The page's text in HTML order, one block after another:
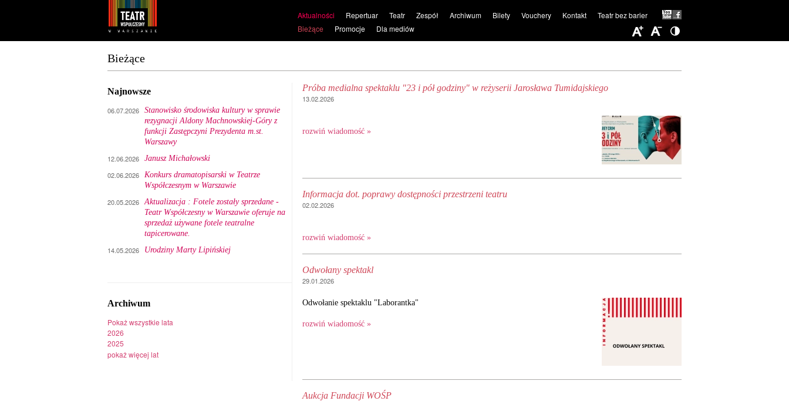
Aktualności
Bieżące
Promocje Dla mediów
Repertuar Teatr Zespół Archiwum Bilety Vouchery Kontakt Teatr bez barier
Bieżące
Najnowsze
06.07.2026 Stanowisko środowiska kultury w sprawie
rezygnacji Aldony Machnowskiej-Góry z
funkcji Zastępczyni Prezydenta m.st.
Warszawy
12.06.2026 Janusz Michałowski
02.06.2026 Konkurs dramatopisarski w Teatrze
Współczesnym w Warszawie
20.05.2026 Aktualizacja : Fotele zostały sprzedane -
Teatr Współczesny w Warszawie oferuje na
sprzedaż używane fotele teatralne
tapicerowane.
14.05.2026 Urodziny Marty Lipińskiej
Archiwum
Pokaż wszystkie lata
2026
2025
pokaż więcej lat
Próba medialna spektaklu "23 i pół godziny" w reżyserii Jarosława Tumidajskiego
13.02.2026
rozwiń wiadomość »
Informacja dot. poprawy dostępności przestrzeni teatru
02.02.2026
rozwiń wiadomość »
Odwołany spektakl
29.01.2026
Odwołanie spektaklu "Laborantka"
rozwiń wiadomość »
Aukcja Fundacji WOŚP